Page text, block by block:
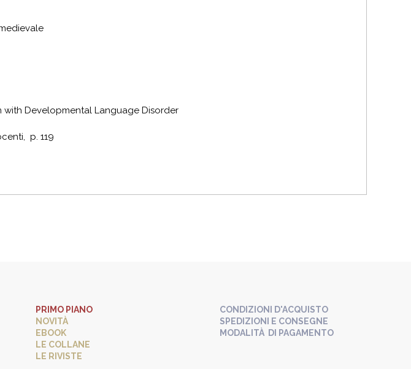
Developmental Language Disorder
p. 119
PRIMO PIANO
NOVITÀ
EBOOK
LE COLLANE
LE RIVISTE
CONDIZIONI D'ACQUISTO
SPEDIZIONI E CONSEGNE
MODALITÀ DI PAGAMENTO